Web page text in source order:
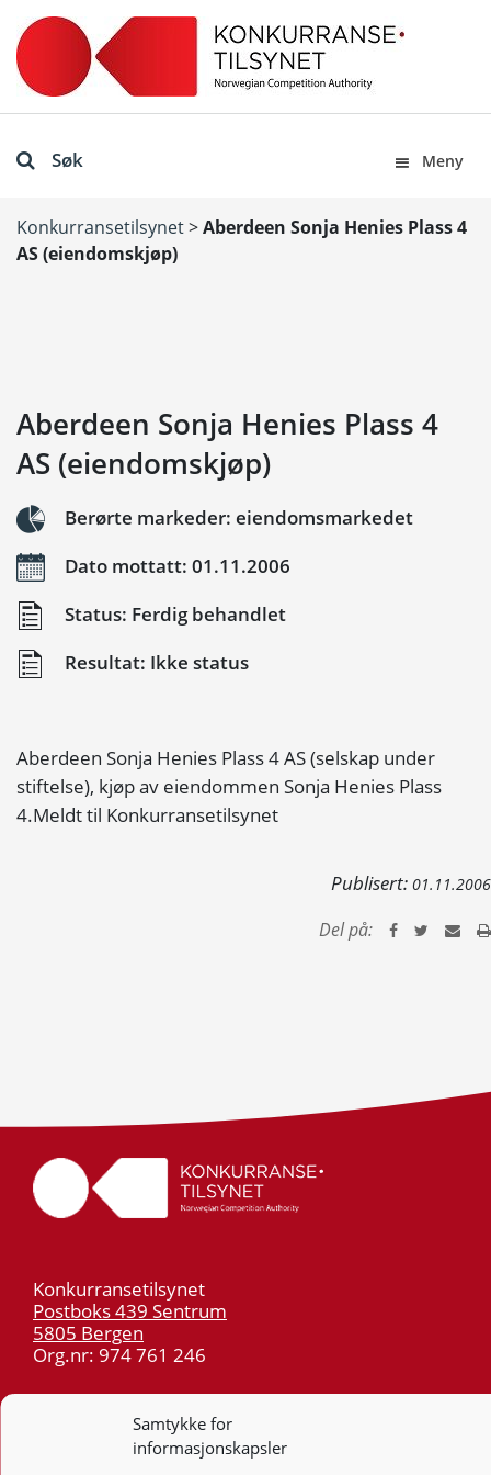
Samtykke for
informasjonskapsler
Søk Meny
Konkurransetilsynet>Aberdeen Sonja Henies Plass 4
AS (eiendomskjøp)
Aberdeen Sonja Henies Plass 4
AS (eiendomskjøp)
Berørte markeder: eiendomsmarkedet
Dato mottatt: 01.11.2006
Status: Ferdig behandlet
Resultat: Ikke status
Aberdeen Sonja Henies Plass 4 AS (selskap under
stiftelse), kjøp av eiendommen Sonja Henies Plass
4.Meldt til Konkurransetilsynet
Publisert: 01.11.2006
Del på:
Konkurransetilsynet
Postboks 439 Sentrum
5805 Bergen
Org.nr: 974 761 246
55 59 75 00
post@kt.no